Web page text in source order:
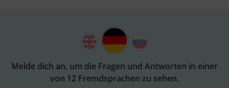
Melde dich an, um die Fragen und Antworten in einer
von 12 Fremdsprachen zu sehen.